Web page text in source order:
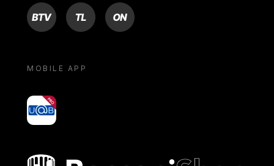
BTV TL ON
MOBILE APP
yoU@B
Bocconi shop